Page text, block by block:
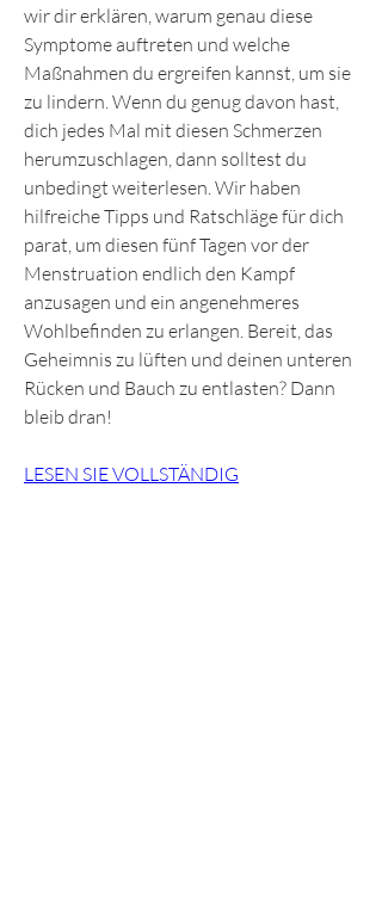
wir dir erklären, warum genau diese
Symptome auftreten und welche
Maßnahmen du ergreifen kannst, um sie
zu lindern. Wenn du genug davon hast,
dich jedes Mal mit diesen Schmerzen
herumzuschlagen, dann solltest du
unbedingt weiterlesen. Wir haben
hilfreiche Tipps und Ratschläge für dich
parat, um diesen fünf Tagen vor der
Menstruation endlich den Kampf
anzusagen und ein angenehmeres
Wohlbefinden zu erlangen. Bereit, das
Geheimnis zu lüften und deinen unteren
Rücken und Bauch zu entlasten? Dann
bleib dran!
LESEN SIE VOLLSTÄNDIG